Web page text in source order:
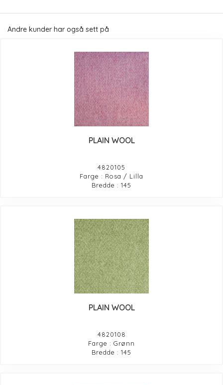
Andre kunder har også sett på
PLAIN WOOL
4820105
Farge : Rosa / Lilla
Bredde : 145
PLAIN WOOL
4820108
Farge : Grønn
Bredde : 145